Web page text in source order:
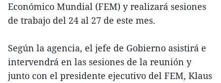
Económico Mundial (FEM) y realizará sesiones
de trabajo del 24 al 27 de este mes.
Según la agencia, el jefe de Gobierno asistirá e
intervendrá en las sesiones de la reunión y
junto con el presidente ejecutivo del FEM, Klaus